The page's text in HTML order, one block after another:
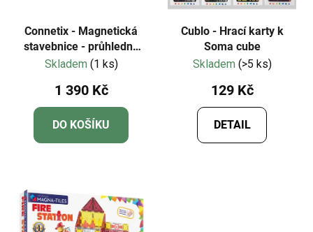
Connetix - Magnetická
stavebnice - průhledné
tvary 34 dílků - Starter
Skladem (1 ks)
1 390 Kč
DO KOŠÍKU
Cublo - Hrací karty k
Soma cube
Skladem (>5 ks)
129 Kč
DETAIL